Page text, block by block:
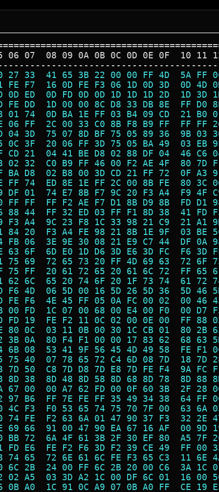
06 07  08 09 0A 0B 0C 0D 0E 0F  10 11
27 33  41 65 3B 22 00 00 FF 4D  5A
FE F7  16 0D FE F3 06 1D 0D 3D  0D
0D ED  0D FD 0D 0D 1D 1D 1D 2D  1D
FE DD  1D 00 00 8C D8 33 DB 8E  FF
01 74  0D BA 1E FF 03 B4 09 CD  21
06 FF  2C 00 33 C0 8B F8 B9 FF  FF
04 3D  75 07 8D BF 75 05 89 36  9B
0C 3F  20 06 FF 3D 75 05 BA 49  03
CD 21  04 41 BE D8 02 88 DF 04  46
02 32  C0 B9 FF 46 00 F2 AE 4F  80
BA D8  02 B8 00 3D CD 21 FF 72  0F
FF 74  ED 8E 1E FF 2C 00 8B FE  80
DF 01  74 E7 8B F7 9C 20 F3 A4  F9
FF FF  FF F2 AE F7 D1 8B D9 8B  FD
88 44  FF 32 ED 03 FF F1 8D 38  41
F3 A4  9C 23 F8 1C 33 98 21 C9  21
84 20  F3 A4 FE 98 21 8B 1E 9F  03
FB 06  3E 9E 30 08 21 E9 C7 44  DF
63 6F  6D E0 1D D6 3D E6 3D FC  F6
75 69  72 65 73 20 FF 4D 69 63  72
75 FF  20 61 72 65 20 61 6C 72  FF
62 6C  65 20 74 6F 20 1F 73 74  61
F6 4D  06 5D 00 16 5D 26 5D 36  5D
FE F6  4E 45 FF 05 0A FC 00 02  00
00 FD  1C 07 00 68 00 E4 00 F0  00
FD 19  FE F2 11 0C 02 00 0E 00  FF
80 0C  03 11 0B 00 30 1C CB 01  80
3B 0A  80 F4 F1 00 00 17 83 62  68
6B 08  53 41 9F 56 45 4D 49 58  FE
75 40  07 78 65 72 C4 6D 08 7D  18
7D 50  C8 7D D8 7D E8 7D FE F4  9A
8D 38  8D 48 8D 58 8D 68 8D 78  8D
67 00  00 A7 62 FD 00 0F 60 3B  2F
97 B6  FF 7E FE FF 35 49 34 38  64
4C F3  F0 53 65 74 75 70 7F 00  63
74 FE  F2 63 6A 01 47 90 37 F3  32
69 66  91 00 47 90 EA 67 16 AF  00
BB 72  6A 4F 61 3B 2F 30 EF 80  A5
FD E6  FE F2 F6 3D F2 39 CE 49  FF
74 65  72 6E 61 6C FE F3 65 C3  11
6C 2B  24 00 FF 6C 2B 20 00 C6  3A
02 A5  03 3D A2 1C 00 DF 6C 01  16
0B A0  1C 91 0C A9 07 0B A0 FF  CE